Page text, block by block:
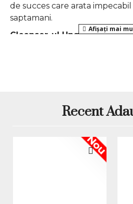
de succes care arata impecabil
saptamani.
Cleanser-ul Unghiieste
la final, dupa ce ai uscat
lampa UV/ LED. Astfel, elimini
pelicula lipicioasa si fixezi
Recent
Nou